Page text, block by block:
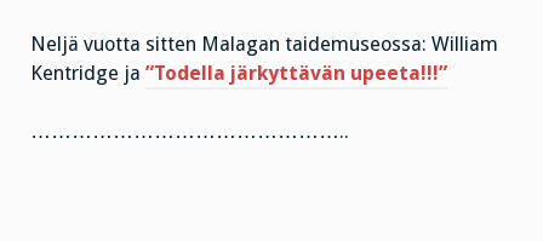
Neljä vuotta sitten Malagan taidemuseossa: William
Kentridge ja ”Todella järkyttävän upeeta!!!”
………………………………………..